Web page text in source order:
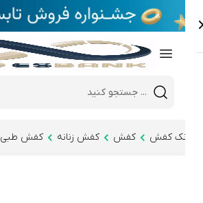
Mobile header search
e
کفش کفش کفش زنانه کفش طبی زنانه